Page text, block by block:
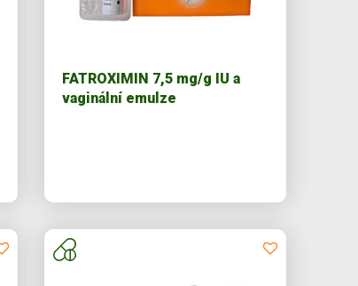
FATROXIMIN 7,5 mg/g IU a
vaginální emulze